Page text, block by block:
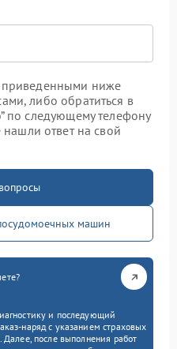
приведенными ниже
либо обратиться в
по следующему телефону
нашли ответ на свой
машин
и последующий
наряд с указанием страховых
Далее, после выполнения работ